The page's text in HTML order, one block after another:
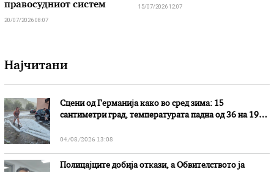
правосудниот систем
20/07/2026 08:07
15/07/2026 12:07
Најчитани
Сцени од Германија како во сред зима: 15
сантиметри град, температурата падна од 36 на 19
04/08/2026 13:08
Полицајците добија откази, а Обвителството ја